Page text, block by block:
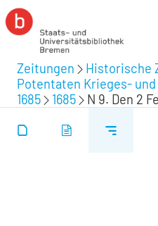
Zeitungen Historische
Potentaten Krieges-
1685
1685 N 9. Den 2